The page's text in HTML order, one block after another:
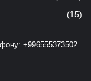
(15)
+996555373502